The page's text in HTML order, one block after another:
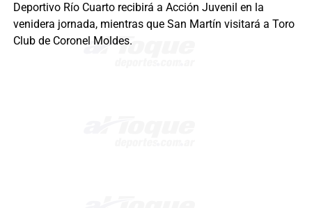
Deportivo Río Cuarto recibirá a Acción Juvenil en la
venidera jornada, mientras que San Martín visitará a Toro
Club de Coronel Moldes.